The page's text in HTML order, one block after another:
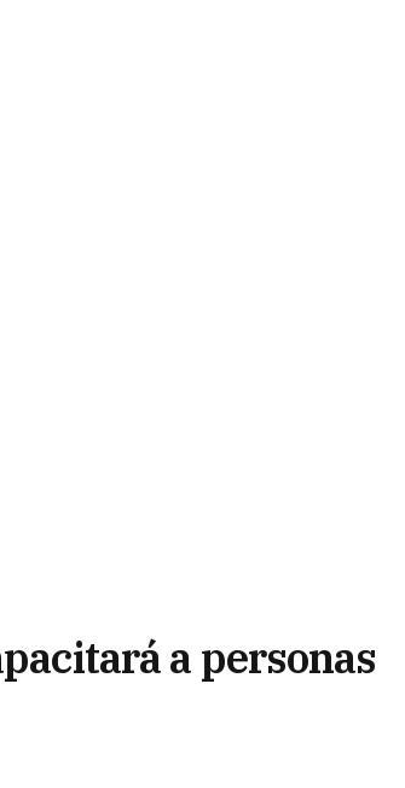
a personas